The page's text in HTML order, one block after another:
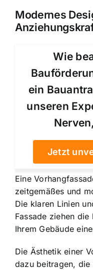
Modernes
Wie
ein
unseren
Jetzt
Eine
zeitgemäßes und
Die klaren Linien
Fassade ziehen
Ihrem Gebäude
Die Ästhetik einer
dazu beitragen, die